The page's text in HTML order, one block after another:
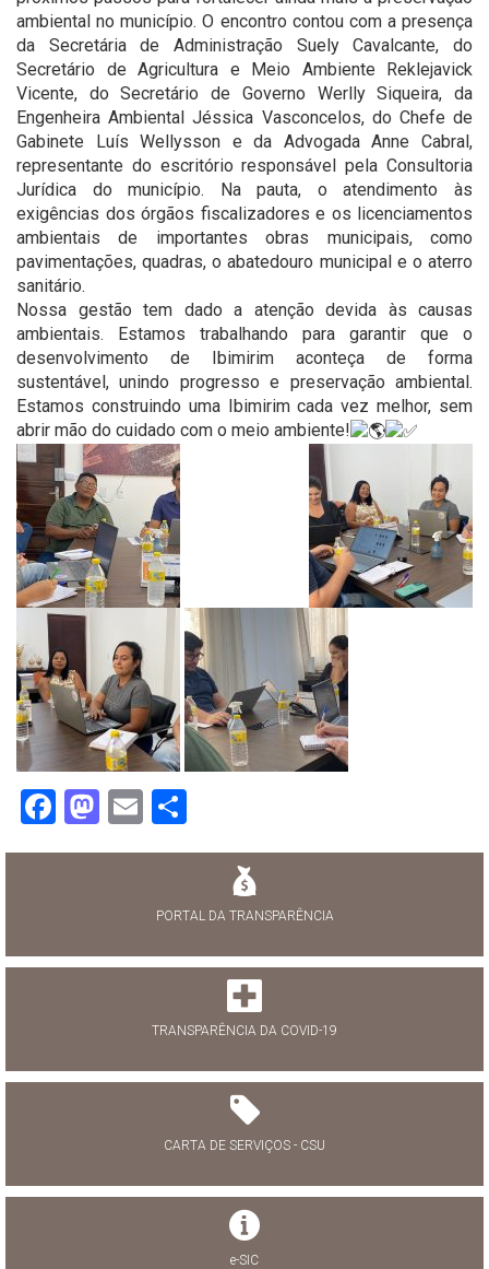
ambiental no município. O encontro contou com a presença
da Secretária de Administração Suely Cavalcante, do
Secretário de Agricultura e Meio Ambiente Reklejavick
Vicente, do Secretário de Governo Werlly Siqueira, da
Engenheira Ambiental Jéssica Vasconcelos, do Chefe de
Gabinete Luís Wellysson e da Advogada Anne Cabral,
representante do escritório responsável pela Consultoria
Jurídica do município. Na pauta, o atendimento às
exigências dos órgãos fiscalizadores e os licenciamentos
ambientais de importantes obras municipais, como
pavimentações, quadras, o abatedouro municipal e o aterro
sanitário.
Nossa gestão tem dado a atenção devida às causas
ambientais. Estamos trabalhando para garantir que o
desenvolvimento de Ibimirim aconteça de forma
sustentável, unindo progresso e preservação ambiental.
Estamos construindo uma Ibimirim cada vez melhor, sem
abrir mão do cuidado com o meio ambiente!
Facebook
Mastodon
Email
PORTAL DA TRANSPARÊNCIA
TRANSPARÊNCIA DA COVID-19
CARTA DE SERVIÇOS - CSU
e-SIC